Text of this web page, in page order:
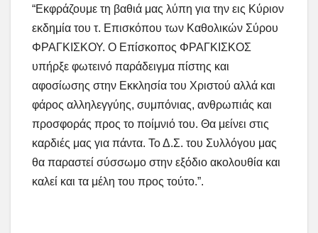
“Εκφράζουμε τη βαθιά μας λύπη για την εις Κύριον
εκδημία του τ. Επισκόπου των Καθολικών Σύρου
ΦΡΑΓΚΙΣΚΟΥ. Ο Επίσκοπος ΦΡΑΓΚΙΣΚΟΣ
υπήρξε φωτεινό παράδειγμα πίστης και
αφοσίωσης στην Εκκλησία του Χριστού αλλά και
φάρος αλληλεγγύης, συμπόνιας, ανθρωπιάς και
προσφοράς προς το ποίμνιό του. Θα μείνει στις
καρδιές μας για πάντα. Το Δ.Σ. του Συλλόγου μας
θα παραστεί σύσσωμο στην εξόδιο ακολουθία και
καλεί και τα μέλη του προς τούτο.”.